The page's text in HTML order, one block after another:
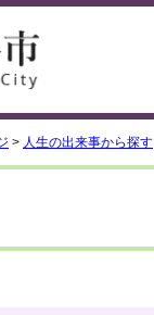
> 人生の出来事から探す